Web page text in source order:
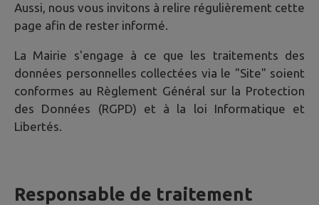
Aussi, nous vous invitons à relire régulièrement cette
page afin de rester informé.
La Mairie s'engage à ce que les traitements des
données personnelles collectées via le "Site" soient
conformes au Règlement Général sur la Protection
des Données (RGPD) et à la loi Informatique et
Libertés.
Responsable de traitement